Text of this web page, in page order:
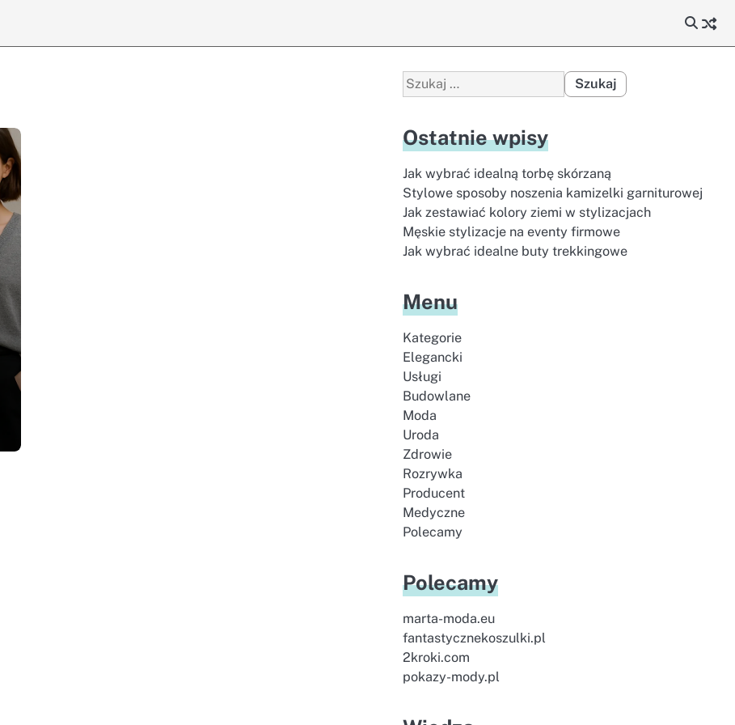
Szukaj:
Ostatnie wpisy
Jak wybrać idealną torbę skórzaną
Stylowe sposoby noszenia kamizelki garniturowej
Jak zestawiać kolory ziemi w stylizacjach
Męskie stylizacje na eventy firmowe
Jak wybrać idealne buty trekkingowe
Menu
Kategorie
Elegancki
Usługi
Budowlane
Moda
Uroda
Zdrowie
Rozrywka
Producent
Medyczne
Polecamy
Polecamy
marta-moda.eu
fantastycznekoszulki.pl
2kroki.com
pokazy-mody.pl